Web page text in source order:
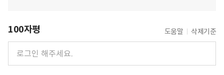
100자평 도움말 삭제기준